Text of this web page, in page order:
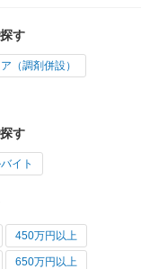
す
（調剤併設）
す
イト
450万円以上
650万円以上